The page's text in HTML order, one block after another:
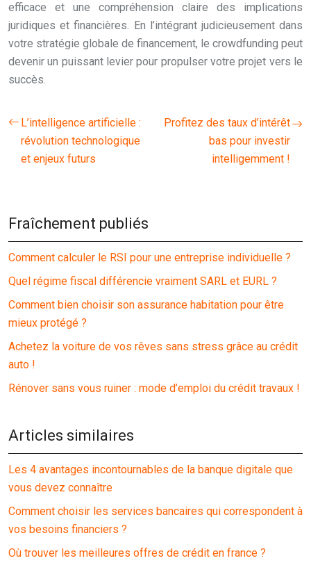
efficace et une compréhension claire des implications
juridiques et financières. En l’intégrant judicieusement dans
votre stratégie globale de financement, le crowdfunding peut
devenir un puissant levier pour propulser votre projet vers le
succès.
L’intelligence artificielle :
révolution technologique
et enjeux futurs
Profitez des taux d’intérêt
bas pour investir
intelligemment !
Fraîchement publiés
Comment calculer le RSI pour une entreprise individuelle ?
Quel régime fiscal différencie vraiment SARL et EURL ?
Comment bien choisir son assurance habitation pour être
mieux protégé ?
Achetez la voiture de vos rêves sans stress grâce au crédit
auto !
Rénover sans vous ruiner : mode d’emploi du crédit travaux !
Articles similaires
Les 4 avantages incontournables de la banque digitale que
vous devez connaître
Comment choisir les services bancaires qui correspondent à
vos besoins financiers ?
Où trouver les meilleures offres de crédit en france ?